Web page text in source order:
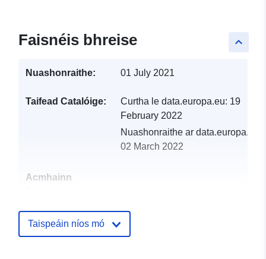
keyboard_arrow_up
Faisnéis bhreise
Nuashonraithe: 01 July 2021
Taifead Catalóige: Curtha le data.europa.eu: 19
February 2022
Nuashonraithe ar data.europa.eu:
02 March 2022
Acmhainn
Aitheantóirí:
ide.developpement-
Taispeáin níos mó